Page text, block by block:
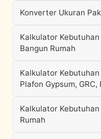
Konverter Ukuran
Kalkulator
Bangun Rumah
Kalkulator
Plafon Gypsum, GRC,
Kalkulator
Rumah